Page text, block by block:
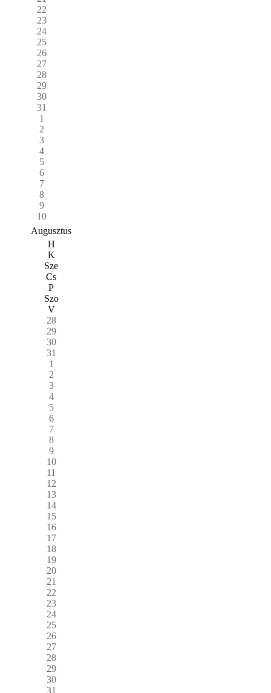
22
23
24
25
26
27
28
29
30
31
1
2
3
4
5
6
7
8
9
10
Augusztus
H
K
Sze
Cs
P
Szo
V
28
29
30
31
1
2
3
4
5
6
7
8
9
10
11
12
13
14
15
16
17
18
19
20
21
22
23
24
25
26
27
28
29
30
31